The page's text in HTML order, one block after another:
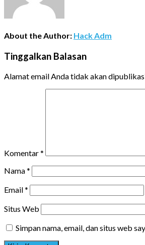
About the Author: Hack Adm
Tinggalkan Balasan
Alamat email Anda tidak akan
Komentar*
Nama*
Email*
Situs Web
Simpan nama, email, dan situs web